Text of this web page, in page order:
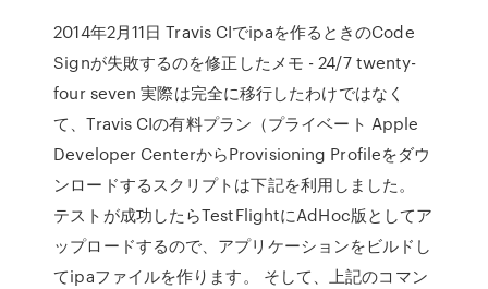
2014年2月11日 Travis CIでipaを作るときのCode
Signが失敗するのを修正したメモ - 24/7 twenty-
four seven 実際は完全に移行したわけではなく
て、Travis CIの有料プラン（プライベート Apple
Developer CenterからProvisioning Profileをダウ
ンロードするスクリプトは下記を利用しました。
テストが成功したらTestFlightにAdHoc版としてア
ップロードするので、アプリケーションをビルドし
てipaファイルを作ります。 そして、上記のコマン